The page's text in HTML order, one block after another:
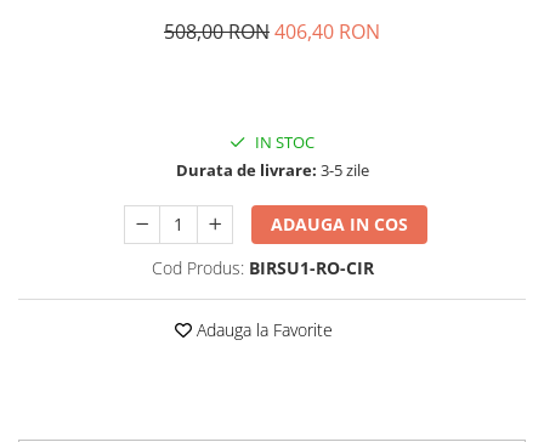
508,00 RON406,40 RON
IN STOC
Durata de livrare: 3-5 zile
ADAUGA IN COS
Cod Produs: BIRSU1-RO-CIR
Adauga la Favorite